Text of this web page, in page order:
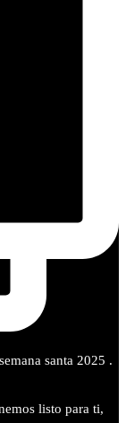
santa 2025 .
listo para ti,